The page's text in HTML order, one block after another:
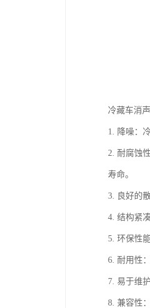
冷藏车消
1. 降噪：
2. 耐腐蚀
寿命。
3. 良好的
4. 结构紧
5. 环保性
6. 耐用性
7. 易于维
8. 兼容性